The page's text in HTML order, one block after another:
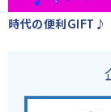
時代の便利GIFT♪